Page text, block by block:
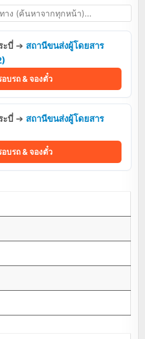
ะบี่ ➔ สถานีขนส่งผู้โดยสาร
อบรถ & จองตั๋ว
ะบี่ ➔ สถานีขนส่งผู้โดยสาร
อบรถ & จองตั๋ว